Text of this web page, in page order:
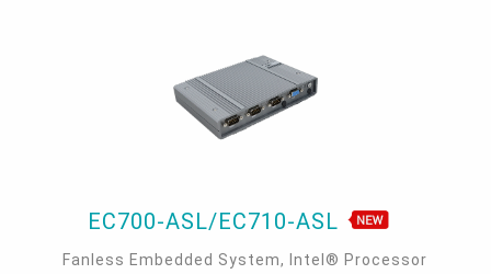
EC700-ASL/EC710-ASL
Fanless Embedded System, Intel® Processor